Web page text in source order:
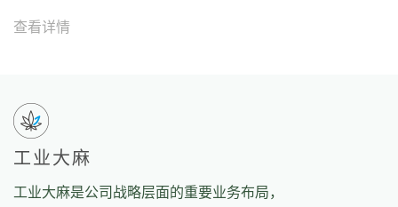
查看详情
工业大麻
工业大麻是公司战略层面的重要业务布局，